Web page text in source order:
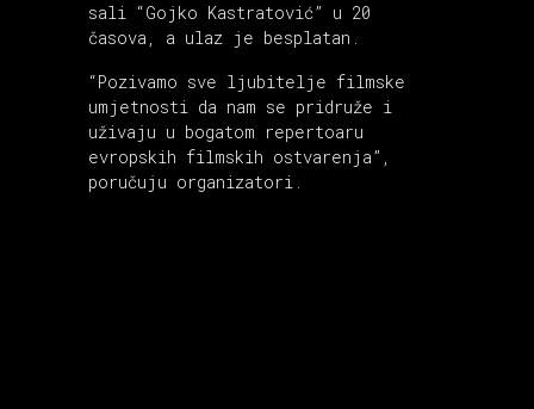
sali “Gojko Kastratović” u 20
časova, a ulaz je besplatan.
“Pozivamo sve ljubitelje filmske
umjetnosti da nam se pridruže i
uživaju u bogatom repertoaru
evropskih filmskih ostvarenja”,
poručuju organizatori.